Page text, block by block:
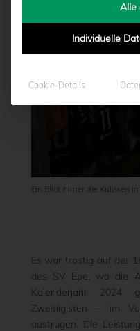
Ein Blick hinter die Kulissen
Es war frostig auf der
des SV Epe, wo die
Kalenderjahr 2024
Zweitligisten – im
austrugen. Die
Alle
Individuelle
Cookie-Details